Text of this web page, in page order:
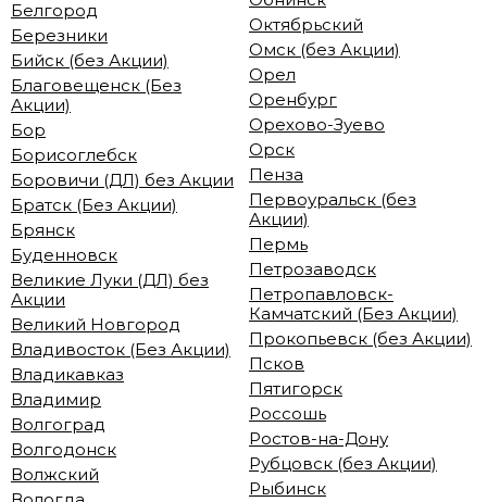
Белгород
Березники
Бийск (без Акции)
Благовещенск (Без
Акции)
Бор
Борисоглебск
Боровичи (ДЛ) без Акции
Братск (Без Акции)
Брянск
Буденновск
Великие Луки (ДЛ) без
Акции
Великий Новгород
Владивосток (Без Акции)
Владикавказ
Владимир
Волгоград
Волгодонск
Волжский
Октябрьский
Омск (без Акции)
Орел
Оренбург
Орехово-Зуево
Орск
Пенза
Первоуральск (без
Акции)
Пермь
Петрозаводск
Петропавловск-
Камчатский (Без Акции)
Прокопьевск (без Акции)
Псков
Пятигорск
Россошь
Ростов-на-Дону
Рубцовск (без Акции)
Рыбинск